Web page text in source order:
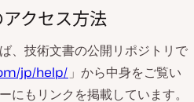
クセス方法
、技術文書の公開リポジトリで
jp/help/ 」から中身をご覧い
にもリンクを掲載しています。